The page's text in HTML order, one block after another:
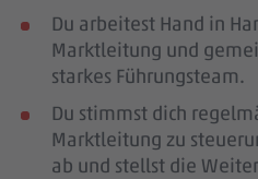
Du arbeitest Hand in
Marktleitung und
starkes Führungsteam.
Du stimmst dich
Marktleitung zu
ab und stellst die